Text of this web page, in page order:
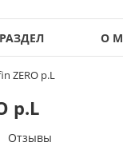
О
ZERO р.L
р.L
Отзывы